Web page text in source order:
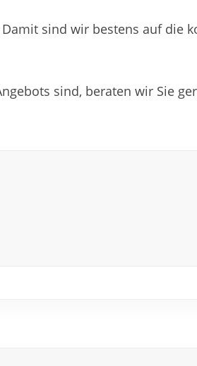
sind wir bestens auf die
sind, beraten wir Sie